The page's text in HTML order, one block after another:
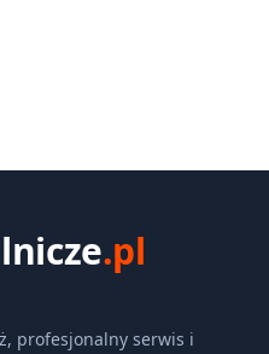
.pl
profesjonalny serwis i